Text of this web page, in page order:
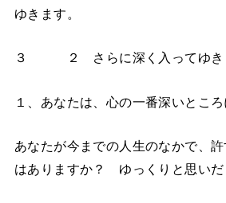
ゆきます。
３ ２ さらに深く入ってゆき
１、あなたは、心の一番深いところ
あなたが今までの人生のなかで、
はありますか？ ゆっくりと思いだ